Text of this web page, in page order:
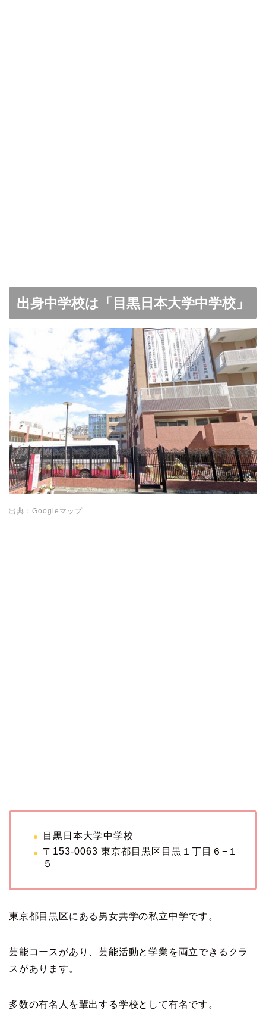
出身中学校は「目黒日本大学中学校」
出典：Googleマップ
目黒日本大学中学校
〒153-0063 東京都目黒区目黒１丁目６−１
５
東京都目黒区にある男女共学の私立中学です。
芸能コースがあり、芸能活動と学業を両立できるクラ
スがあります。
多数の有名人を輩出する学校として有名です。